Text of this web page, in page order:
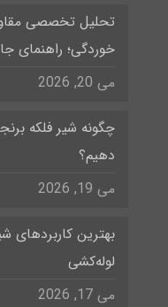
تحلیل تخصصی
خوردگی؛ راهنمای
می 20, 2026
چگونه شیر فلکه
دهیم؟
می 19, 2026
بهترین کاربردهای
لوله‌کشی
می 17, 2026